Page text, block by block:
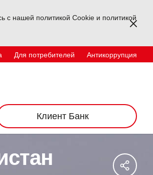
с нашей политикой Cookie и политикой
Для потребителей
Антикоррупция
Клиент Банк
Физические лица корпоративный